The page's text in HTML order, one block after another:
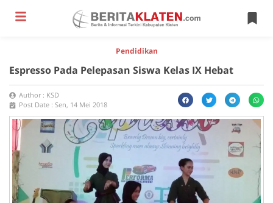
Pendidikan
Espresso Pada Pelepasan Siswa Kelas IX Hebat
Author : KSD
Post Date : Sen, 14 Mei 2018